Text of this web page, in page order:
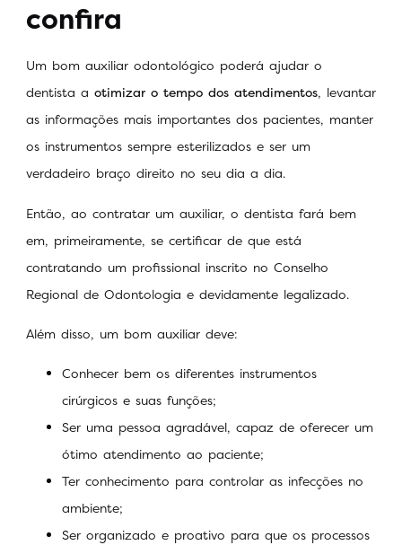
confira
Um bom auxiliar odontológico poderá ajudar o
dentista a otimizar o tempo dos atendimentos, levantar
as informações mais importantes dos pacientes, manter
os instrumentos sempre esterilizados e ser um
verdadeiro braço direito no seu dia a dia.
Então, ao contratar um auxiliar, o dentista fará bem
em, primeiramente, se certificar de que está
contratando um profissional inscrito no Conselho
Regional de Odontologia e devidamente legalizado.
Além disso, um bom auxiliar deve:
Conhecer bem os diferentes instrumentos
cirúrgicos e suas funções;
Ser uma pessoa agradável, capaz de oferecer um
ótimo atendimento ao paciente;
Ter conhecimento para controlar as infecções no
ambiente;
Ser organizado e proativo para que os processos